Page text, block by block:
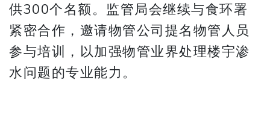
供300个名额。监管局会继续与食环署
紧密合作，邀请物管公司提名物管人员
参与培训，以加强物管业界处理楼宇渗
水问题的专业能力。